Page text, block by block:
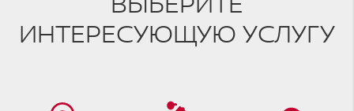
ИНТЕРЕСУЮЩУЮ УСЛУГУ